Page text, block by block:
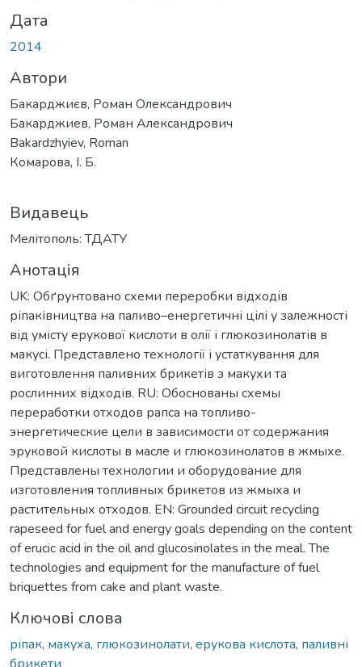
Дата
2014
Автори
Бакарджиєв, Роман Олександрович
Бакарджиев, Роман Александрович
Bakardzhyiev, Roman
Комарова, І. Б.
Видавець
Мелітополь: ТДАТУ
Анотація
UK: Обґрунтовано схеми переробки відходів
ріпаківництва на паливо–енергетичні цілі у залежності
від умісту ерукової кислоти в олії і глюкозинолатів в
макусі. Представлено технології і устаткування для
виготовлення паливних брикетів з макухи та
рослинних відходів. RU: Обоснованы схемы
переработки отходов рапса на топливо-
энергетические цели в зависимости от содержания
эруковой кислоты в масле и глюкозинолатов в жмыхе.
Представлены технологии и оборудование для
изготовления топливных брикетов из жмыха и
растительных отходов. EN: Grounded circuit recycling
rapeseed for fuel and energy goals depending on the content
of erucic acid in the oil and glucosinolates in the meal. The
technologies and equipment for the manufacture of fuel
briquettes from cake and plant waste.
Ключові слова
ріпак, макуха, глюкозинолати, ерукова кислота, паливні